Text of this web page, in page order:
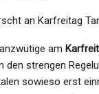
an Karfreitag
am
den strengen
sowieso erst
Es
May 19, 2021